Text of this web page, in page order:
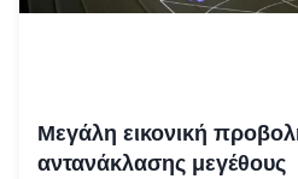
Μεγάλη εικονική
αντανάκλασης μεγέθους